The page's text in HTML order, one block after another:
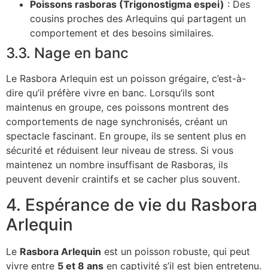
Poissons rasboras (Trigonostigma espei) : Des
cousins proches des Arlequins qui partagent un
comportement et des besoins similaires.
3.3. Nage en banc
Le Rasbora Arlequin est un poisson grégaire, c’est-à-
dire qu’il préfère vivre en banc. Lorsqu’ils sont
maintenus en groupe, ces poissons montrent des
comportements de nage synchronisés, créant un
spectacle fascinant. En groupe, ils se sentent plus en
sécurité et réduisent leur niveau de stress. Si vous
maintenez un nombre insuffisant de Rasboras, ils
peuvent devenir craintifs et se cacher plus souvent.
4. Espérance de vie du Rasbora
Arlequin
Le Rasbora Arlequin est un poisson robuste, qui peut
vivre entre 5 et 8 ans en captivité s’il est bien entretenu.